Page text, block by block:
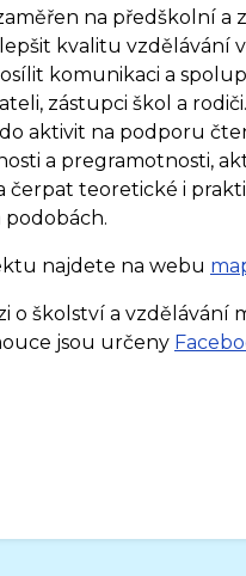
na předškolní a
kvalitu vzdělávání
komunikaci a
zástupci škol a
aktivit na podporu
a pregramotnosti,
čerpat teoretické i
najdete na webu
o školství a vzdělávání
jsou určeny